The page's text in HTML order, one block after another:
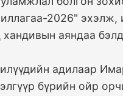
2026" эхэлж,
аяндаа
адилаар
бүрийн ойр